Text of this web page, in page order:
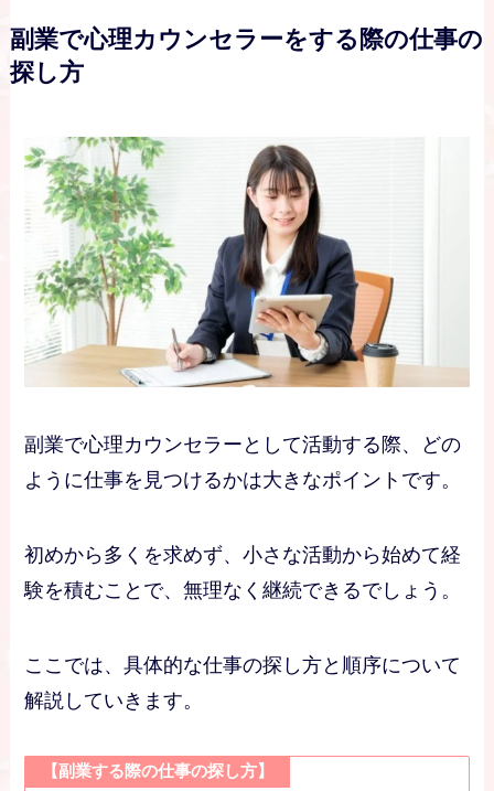
副業で心理カウンセラーをする際の仕事の
探し方
副業で心理カウンセラーとして活動する際、どの
ように仕事を見つけるかは大きなポイントです。
初めから多くを求めず、小さな活動から始めて経
験を積むことで、無理なく継続できるでしょう。
ここでは、具体的な仕事の探し方と順序について
解説していきます。
【副業する際の仕事の探し方】